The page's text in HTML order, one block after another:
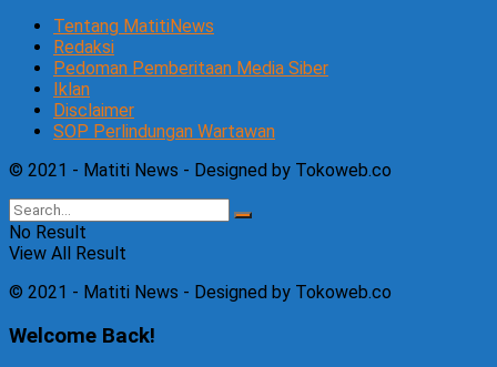
Tentang MatitiNews
Redaksi
Pedoman Pemberitaan Media Siber
Iklan
Disclaimer
SOP Perlindungan Wartawan
© 2021 - Matiti News - Designed by Tokoweb.co
No Result
View All Result
© 2021 - Matiti News - Designed by Tokoweb.co
Welcome Back!